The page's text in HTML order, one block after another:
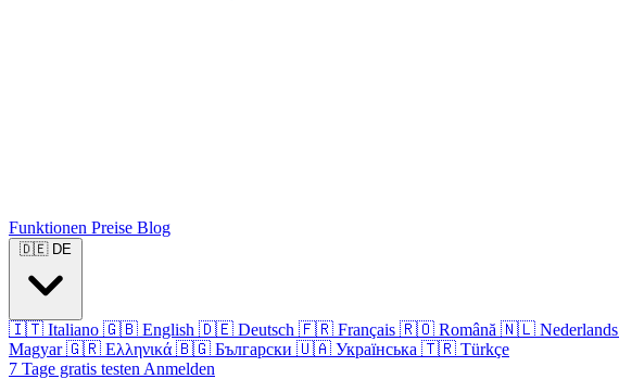
Funktionen Preise Blog
🇩🇪 DE
🇮🇹 Italiano 🇬🇧 English 🇩🇪 Deutsch 🇫🇷 Français 🇷🇴 Română 🇳🇱 Nederlands
Magyar 🇬🇷 Ελληνικά 🇧🇬 Български 🇺🇦 Українська 🇹🇷 Türkçe
7 Tage gratis testen Anmelden